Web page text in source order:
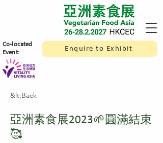
Enquire to Exhibit
​Co-located
Event:
&lt;Back
亞洲素食展2023🌱圓滿結束
🥰